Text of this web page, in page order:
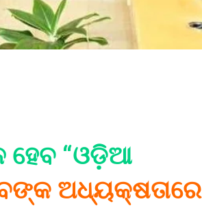
ହେବ “ଓଡ଼ିଆ
ଅଧ୍ୟକ୍ଷତାରେ